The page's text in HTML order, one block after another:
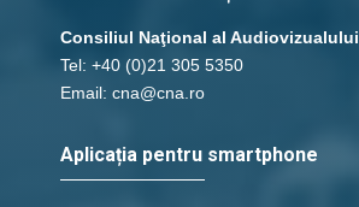
Consiliul Naţional al Audiovizualului
Tel: +40 (0)21 305 5350
Email: cna@cna.ro
Aplicația pentru smartphone